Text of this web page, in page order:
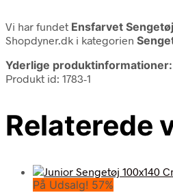
Vi har fundet Ensfarvet
Shopdyner.dk i kategorien
Yderlige produktinformationer:
Produkt id: 1783-1
Relaterede
På Udsalg! 57%